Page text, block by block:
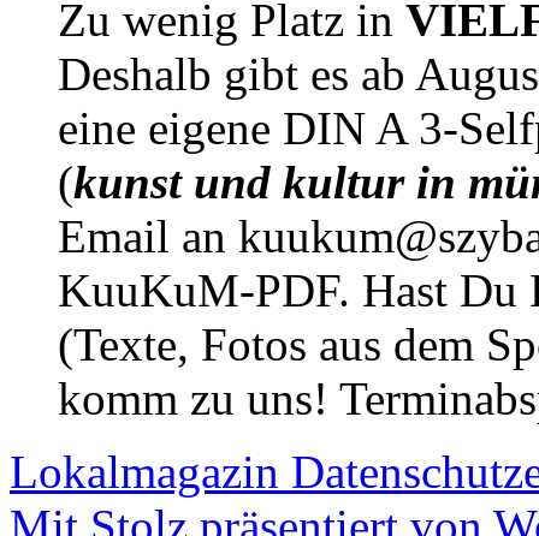
Zu wenig Platz in
Deshalb gibt es ab
eine eigene DIN A 3-
(kunst und kultur in
Email an
KuuKuM-PDF. Hast Du
(Texte, Fotos aus dem
komm zu uns!
Lokalmagazin
Mit Stolz präsentiert von